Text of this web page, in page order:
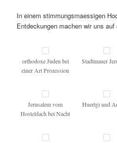
In einem stimmungsmaessigen
Entdeckungen machen wir uns
orthodoxe Juden bei
einer Art Prozession
Stadtmauer
Jerusalem vom
Hosteldach bei Nacht
Huertgi und